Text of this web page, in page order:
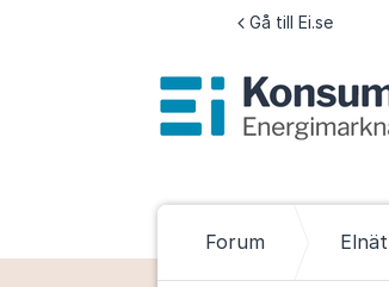
Gå till Ei.se
Forum Elnät